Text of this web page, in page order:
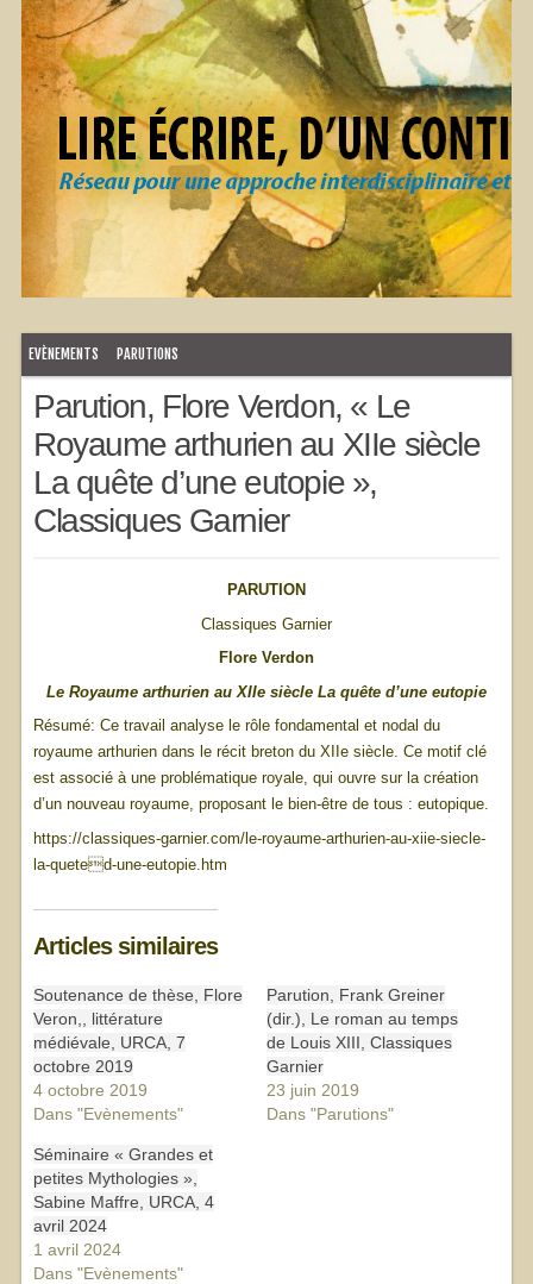
EVÈNEMENTS PARUTIONS
Parution, Flore Verdon, « Le
Royaume arthurien au XIIe siècle
La quête d’une eutopie »,
Classiques Garnier
PARUTION
Classiques Garnier
Flore Verdon
Le Royaume arthurien au XIIe siècle La quête d’une eutopie
Résumé: Ce travail analyse le rôle fondamental et nodal du
royaume arthurien dans le récit breton du XIIe siècle. Ce motif clé
est associé à une problématique royale, qui ouvre sur la création
d’un nouveau royaume, proposant le bien-être de tous : eutopique.
https://classiques-garnier.com/le-royaume-arthurien-au-xiie-siecle-
la-queted-une-eutopie.htm
Articles similaires
Soutenance de thèse, Flore
Veron,, littérature
médiévale, URCA, 7
octobre 2019
4 octobre 2019
Dans "Evènements"
Parution, Frank Greiner
(dir.), Le roman au temps
de Louis XIII, Classiques
Garnier
23 juin 2019
Dans "Parutions"
Séminaire « Grandes et
petites Mythologies »,
Sabine Maffre, URCA, 4
avril 2024
1 avril 2024
Dans "Evènements"